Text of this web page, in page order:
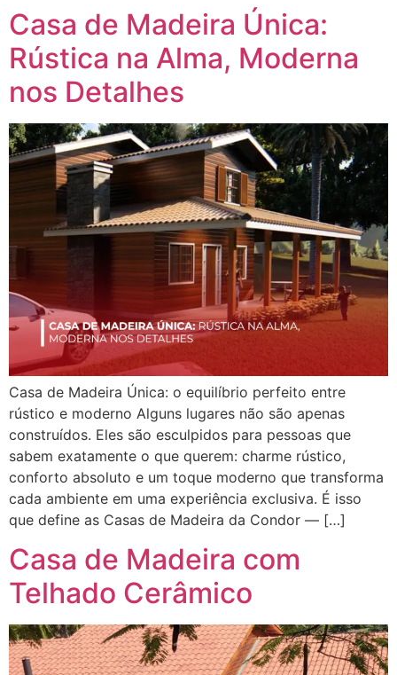
Casa de Madeira Única:
Rústica na Alma, Moderna
nos Detalhes
Casa de Madeira Única: o equilíbrio perfeito entre
rústico e moderno Alguns lugares não são apenas
construídos. Eles são esculpidos para pessoas que
sabem exatamente o que querem: charme rústico,
conforto absoluto e um toque moderno que transforma
cada ambiente em uma experiência exclusiva. É isso
que define as Casas de Madeira da Condor — […]
Casa de Madeira com
Telhado Cerâmico